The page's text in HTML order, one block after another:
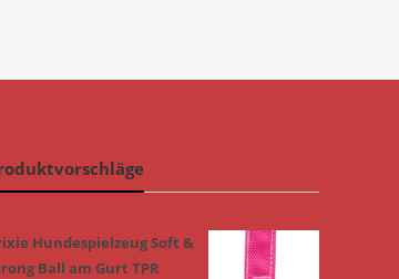
Hundespielzeug Soft &
Ball am Gurt TPR